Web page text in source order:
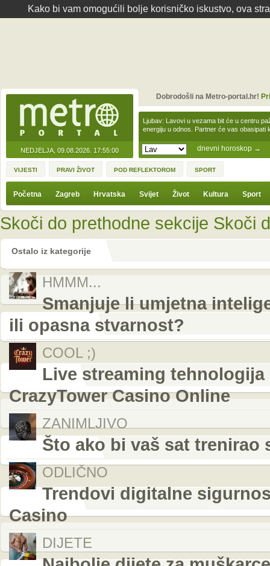
Kako bi vam omogućili bolje korisničko iskustvo, ova
NEDJELJA, 09.08.2026. 17:55:00 dnevni horoskop →
Ljubav: Lavovi u vezama bit će u centru
energiju u odnos. Partner će vas obasipati
Dobrodošli na Metro-portal.hr!
VIJESTI PRAVI ŽIVOT POD REFLEKTOROM SPORT
Početna Zagreb Hrvatska Svijet Život Kultura Sport
Skoči do prethodne sekcije Skoči
Ostalo iz kategorije
HMMM...
Smanjuje li umjetna
ili opasna stvarnost?
COOL ;)
Live streaming
CrazyTower Casino Online
ZANIMLJIVO
Što ako bi vaš sat trenirao
ODLIČNO
Trendovi digitalne
Casino
DIJETE